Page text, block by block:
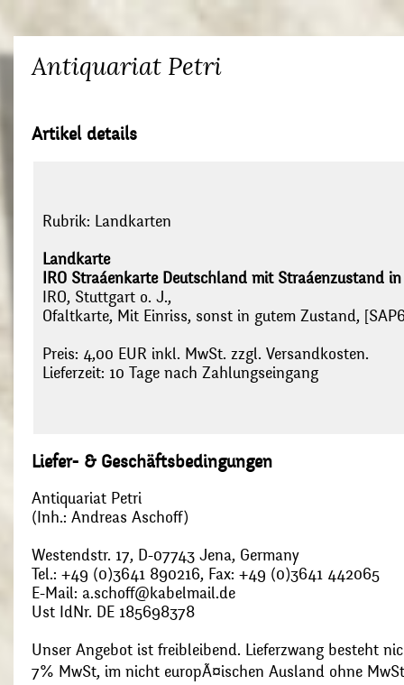
Antiquariat Petri
Artikel details
Rubrik: Landkarten
Landkarte
IRO Straáenkarte Deutschland mit Straáenzustand
IRO, Stuttgart o. J.,
Ofaltkarte, Mit Einriss, sonst in gutem Zustand,
Preis: 4,00 EUR inkl. MwSt. zzgl. Versandkosten.
Lieferzeit: 10 Tage nach Zahlungseingang
Liefer- & Geschäftsbedingungen
Antiquariat Petri
(Inh.: Andreas Aschoff)
Westendstr. 17, D-07743 Jena, Germany
Tel.: +49 (0)3641 890216, Fax: +49 (0)3641 442065
E-Mail: a.schoff@kabelmail.de
Ust IdNr. DE 185698378
Unser Angebot ist freibleibend. Lieferzwang besteht
7% MwSt, im nicht europÃ¤ischen Ausland ohne